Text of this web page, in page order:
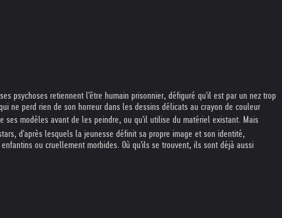
psychoses retiennent l'être humain prisonnier, défiguré qu'il est par un nez trop
ne perd rien de son horreur dans les dessins délicats au crayon de couleur
ses modèles avant de les peindre, ou qu'il utilise du matériel existant. Mais
d'après lesquels la jeunesse définit sa propre image et son identité,
ou cruellement morbides. Où qu'ils se trouvent, ils sont déjà aussi